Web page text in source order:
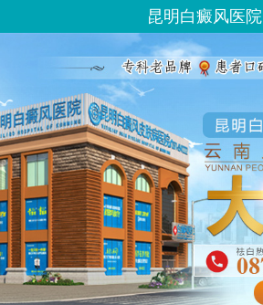
昆明白癜风医院